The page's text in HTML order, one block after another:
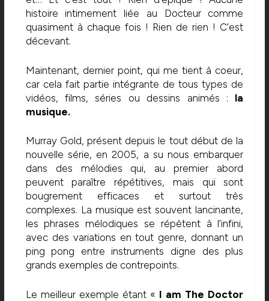
histoire intimement liée au Docteur comme
quasiment à chaque fois ! Rien de rien ! C’est
décevant.
Maintenant, dernier point, qui me tient à coeur,
car cela fait partie intégrante de tous types de
vidéos, films, séries ou dessins animés : la
musique.
Murray Gold, présent depuis le tout début de la
nouvelle série, en 2005, a su nous embarquer
dans des mélodies qui, au premier abord
peuvent paraître répétitives, mais qui sont
bougrement efficaces et surtout très
complexes. La musique est souvent lancinante,
les phrases mélodiques se répètent à l’infini,
avec des variations en tout genre, donnant un
ping pong entre instruments digne des plus
grands exemples de contrepoints.
Le meilleur exemple étant « I am The Doctor